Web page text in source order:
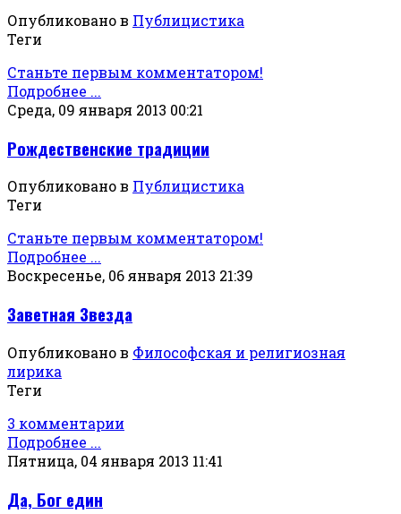
Опубликовано в Публицистика
Теги
Станьте первым комментатором!
Подробнее ...
Среда, 09 января 2013 00:21
Рождественские традиции
Опубликовано в Публицистика
Теги
Станьте первым комментатором!
Подробнее ...
Воскресенье, 06 января 2013 21:39
Заветная Звезда
Опубликовано в Философская и религиозная
лирика
Теги
3 комментарии
Подробнее ...
Пятница, 04 января 2013 11:41
Да, Бог един